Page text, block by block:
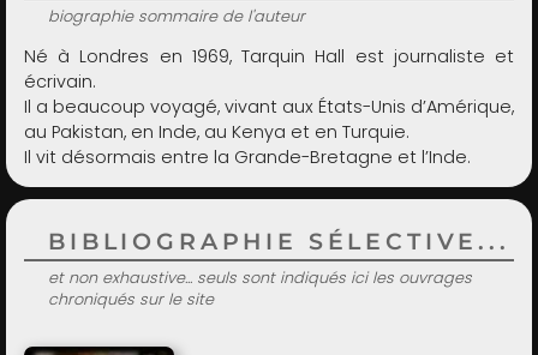
biographie sommaire de l'auteur
Né à Londres en 1969, Tarquin Hall est journaliste et
écrivain.
Il a beaucoup voyagé, vivant aux États-Unis d’Amérique,
au Pakistan, en Inde, au Kenya et en Turquie.
Il vit désormais entre la Grande-Bretagne et l’Inde.
BIBLIOGRAPHIE SÉLECTIVE...
et non exhaustive... seuls sont indiqués ici les ouvrages
chroniqués sur le site